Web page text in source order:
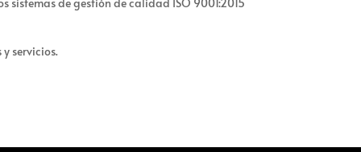
servicios.